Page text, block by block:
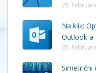
25.
Na klik:
Outlook-a
25.
Simetrični